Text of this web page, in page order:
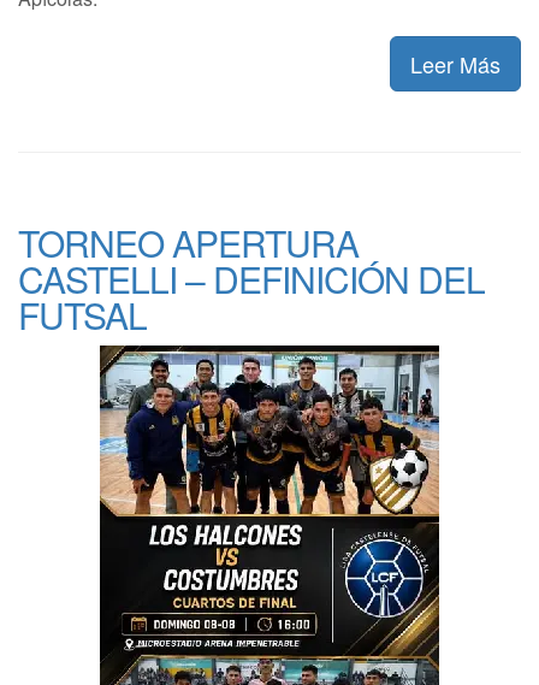
Leer Más
TORNEO APERTURA
CASTELLI – DEFINICIÓN DEL
FUTSAL